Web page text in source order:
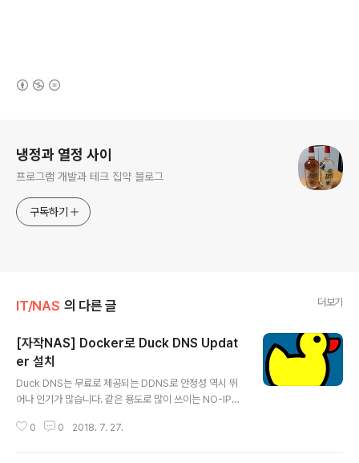
냉정과 열정 사이
프로그램 개발과 테크 집약 블로그
구독하기
IT/NAS 의 다른 글 더보기
[자작NAS] Docker로 Duck DNS Updat
er 설치
Duck DNS는 무료로 제공되는 DDNS로 안정성 역시 뛰
어나 인기가 많습니다. 같은 용도로 많이 쓰이는 NO-IP의
니다. Duck DNS를 사용하면 편리하게 직접 등록한 duc
0 0 2018. 7. 27.